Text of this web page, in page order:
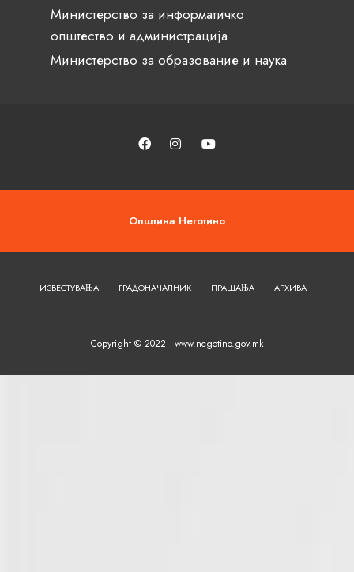
Министерство за информатичко
општество и администрација
Министерство за образование и наука
Општина Неготино
ИЗВЕСТУВАЊА ГРАДОНАЧАЛНИК ПРАШАЊА АРХИВА
Copyright © 2022 - www.negotino.gov.mk